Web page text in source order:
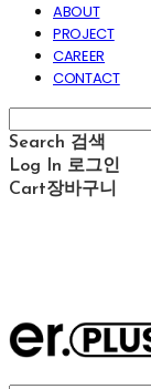
ABOUT
PROJECT
CAREER
CONTACT
Search 검색
Log In 로그인
Cart장바구니